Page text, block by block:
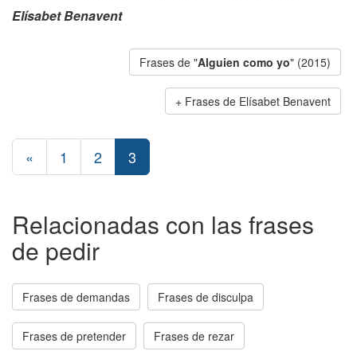
Elísabet Benavent
Frases de "Alguien como yo" (2015)
Frases de Elísabet Benavent
« 1 2 3
Relacionadas con las frases
de pedir
Frases de demandas Frases de disculpa
Frases de pretender Frases de rezar